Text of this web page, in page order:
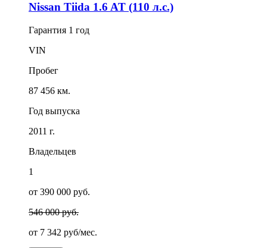
Nissan Tiida 1.6 AT (110 л.с.)
Гарантия 1 год
VIN
Пробег
87 456 км.
Год выпуска
2011 г.
Владельцев
1
от 390 000 руб.
546 000 руб.
от 7 342 руб/мес.